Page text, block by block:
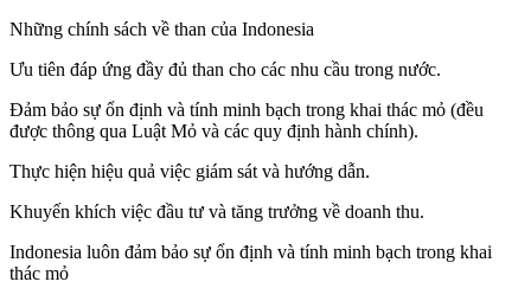
Những chính sách về than của Indonesia
Ưu tiên đáp ứng đầy đủ than cho các nhu cầu trong nước.
Đảm bảo sự ổn định và tính minh bạch trong khai thác mỏ (đều
được thông qua Luật Mỏ và các quy định hành chính).
Thực hiện hiệu quả việc giám sát và hướng dẫn.
Khuyến khích việc đầu tư và tăng trưởng về doanh thu.
Indonesia luôn đảm bảo sự ổn định và tính minh bạch trong khai
thác mỏ